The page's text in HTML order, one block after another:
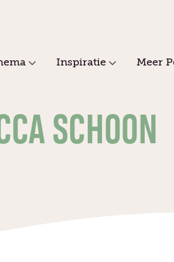
Inspiratie Meer
SCHOON